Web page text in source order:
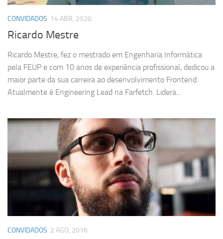
CONVIDADOS 14 ABR, 2020
Ricardo Mestre
Ricardo Mestre, fez o mestrado em Engenharia Informática
pela FEUP e com 10 anos de experiência profissional, dedicou a
maior parte da sua carreira ao desenvolvimento Frontend.
Atualmente é Engineering Lead na Farfetch. Lidera...
CONVIDADOS 2 AGO, 2016